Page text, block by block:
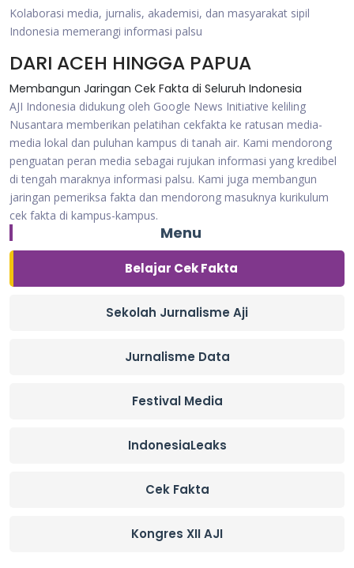
Kolaborasi media, jurnalis, akademisi, dan masyarakat sipil
Indonesia memerangi informasi palsu
DARI ACEH HINGGA PAPUA
Membangun Jaringan Cek Fakta di Seluruh Indonesia
AJI Indonesia didukung oleh Google News Initiative keliling
Nusantara memberikan pelatihan cekfakta ke ratusan media-
media lokal dan puluhan kampus di tanah air. Kami mendorong
penguatan peran media sebagai rujukan informasi yang kredibel
di tengah maraknya informasi palsu. Kami juga membangun
jaringan pemeriksa fakta dan mendorong masuknya kurikulum
cek fakta di kampus-kampus.
Menu
Belajar Cek Fakta
Sekolah Jurnalisme Aji
Jurnalisme Data
Festival Media
IndonesiaLeaks
Cek Fakta
Kongres XII AJI